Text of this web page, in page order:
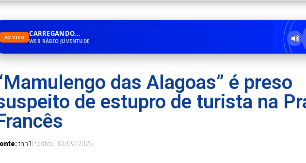
AO VIVO CARREGANDO...
WEB RÁDIO JUVENTUDE
das Alagoas” é preso
de estupro de turista na
tnh1 Postou 30/09/2025